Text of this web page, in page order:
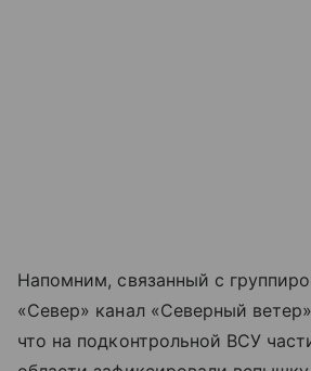
Напомним, связанный с
«Север» канал «Северный
что на подконтрольной ВСУ